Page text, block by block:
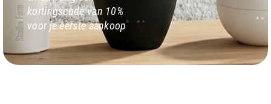
kortingscode van 10%
voor je eerste aankoop